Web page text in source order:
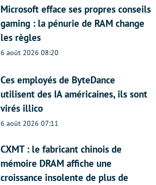
Microsoft efface ses propres conseils
gaming : la pénurie de RAM change
les règles
6 août 2026 08:20
Ces employés de ByteDance
utilisent des IA américaines, ils sont
virés illico
6 août 2026 07:11
CXMT : le fabricant chinois de
mémoire DRAM affiche une
croissance insolente de plus de